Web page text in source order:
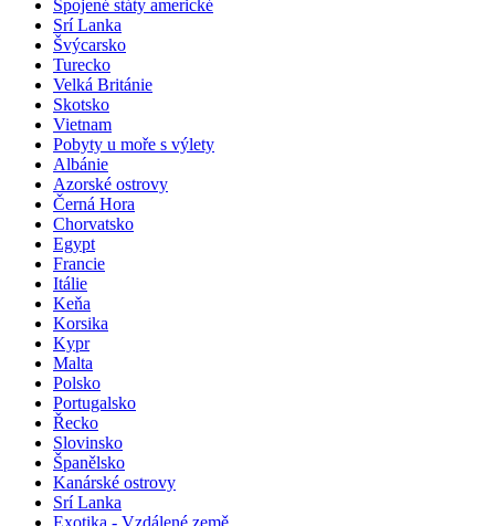
Spojené státy americké
Srí Lanka
Švýcarsko
Turecko
Velká Británie
Skotsko
Vietnam
Pobyty u moře s výlety
Albánie
Azorské ostrovy
Černá Hora
Chorvatsko
Egypt
Francie
Itálie
Keňa
Korsika
Kypr
Malta
Polsko
Portugalsko
Řecko
Slovinsko
Španělsko
Kanárské ostrovy
Srí Lanka
Exotika - Vzdálené země